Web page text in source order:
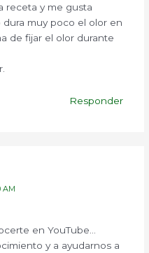
receta y me gusta
muy poco el olor en
de fijar el olor durante
Responder
AM
en YouTube…
y a ayudarnos a